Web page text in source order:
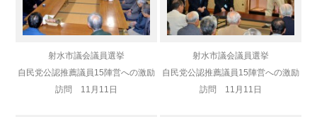
射水市議会議員選挙
自民党公認推薦議員15陣営への激励
訪問 11月11日
射水市議会議員選挙
自民党公認推薦議員15陣営への激励
訪問 11月11日